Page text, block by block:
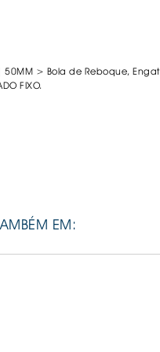
| 50MM > Bola de Reboque,
FIXO.
EM: